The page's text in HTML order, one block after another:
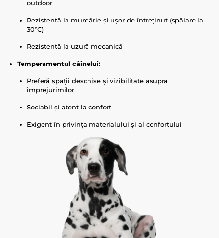
outdoor
Rezistentă la murdărie și ușor de întreținut (spălare la
30°C)
Rezistentă la uzură mecanică
Temperamentul câinelui:
Preferă spații deschise și vizibilitate asupra
împrejurimilor
Sociabil și atent la confort
Exigent în privința materialului și al confortului